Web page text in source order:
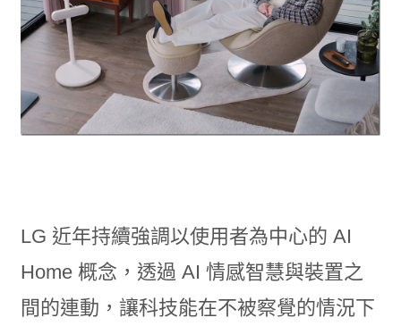
LG 近年持續強調以使用者為中心的 AI
Home 概念，透過 AI 情感智慧與裝置之
間的連動，讓科技能在不被察覺的情況下